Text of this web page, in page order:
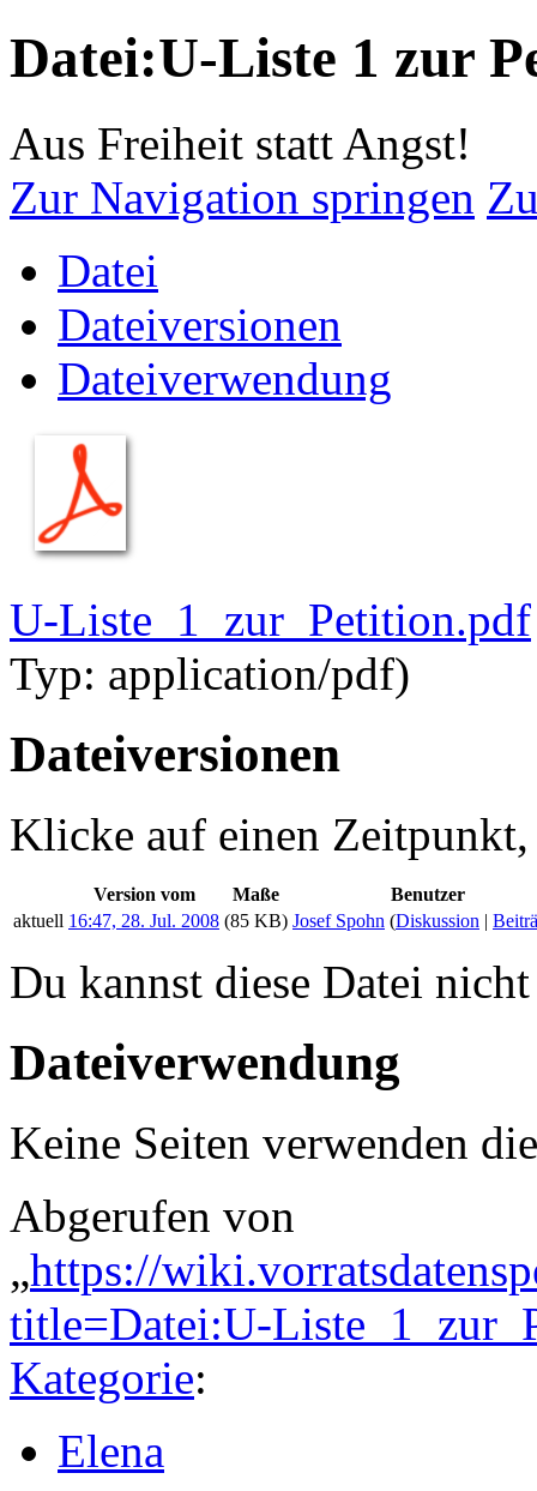
Datei:U-Liste 1 zur
Aus Freiheit statt Angst!
Zur Navigation springen
Datei
Dateiversionen
Dateiverwendung
U-Liste_1_zur_Petition.pdf
Typ: application/pdf)
Dateiversionen
Klicke auf einen Zeitpunkt,
Version vom Maße
Benutzer
aktuell 16:47, 28. Jul. 2008 (85 KB) Josef Spohn (Diskussion |
Du kannst diese Datei
Dateiverwendung
Keine Seiten verwenden
Abgerufen von
„https://
title=Datei:U-
Kategorie:
Elena